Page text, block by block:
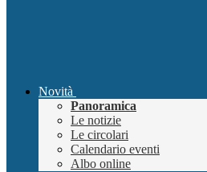
Novità
Panoramica
Le notizie
Le circolari
Calendario eventi
Albo online